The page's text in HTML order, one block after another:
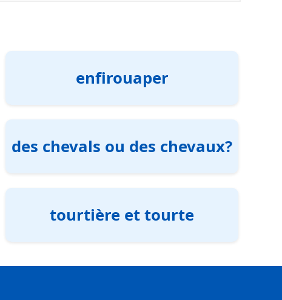
enfirouaper
des chevals ou des chevaux?
tourtière et tourte